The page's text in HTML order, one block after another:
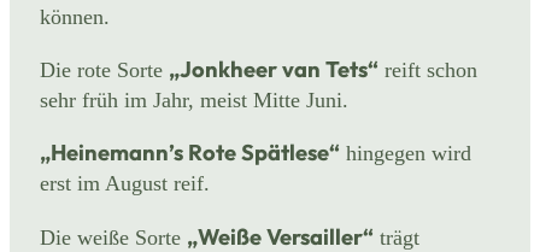
können.
Die rote Sorte „Jonkheer van Tets“ reift schon
sehr früh im Jahr, meist Mitte Juni.
„Heinemann’s Rote Spätlese“ hingegen wird
erst im August reif.
Die weiße Sorte „Weiße Versailler“ trägt